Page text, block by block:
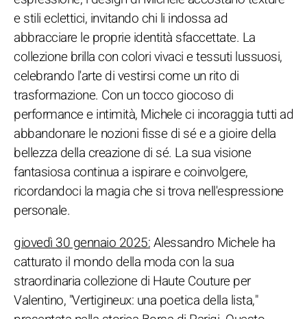
e stili eclettici, invitando chi li indossa ad
abbracciare le proprie identità sfaccettate. La
collezione brilla con colori vivaci e tessuti lussuosi,
celebrando l'arte di vestirsi come un rito di
trasformazione. Con un tocco giocoso di
performance e intimità, Michele ci incoraggia tutti ad
abbandonare le nozioni fisse di sé e a gioire della
bellezza della creazione di sé. La sua visione
fantasiosa continua a ispirare e coinvolgere,
ricordandoci la magia che si trova nell'espressione
personale.
giovedì 30 gennaio 2025:Alessandro Michele ha
catturato il mondo della moda con la sua
straordinaria collezione di Haute Couture per
Valentino, "Vertigineux: una poetica della lista,"